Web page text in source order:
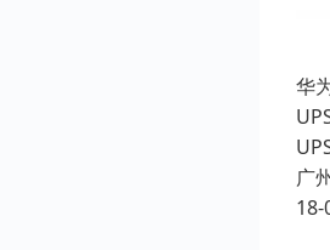
华
广
18-